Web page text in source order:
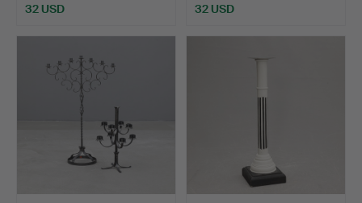
32 USD 32 USD